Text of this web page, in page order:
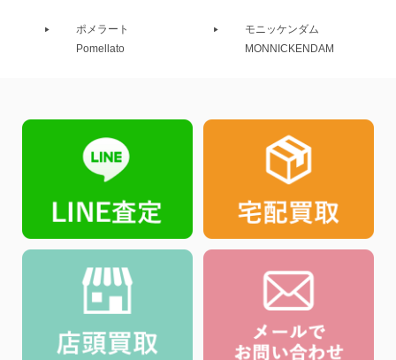
ポメラート
Pomellato
モニッケンダム
MONNICKENDAM